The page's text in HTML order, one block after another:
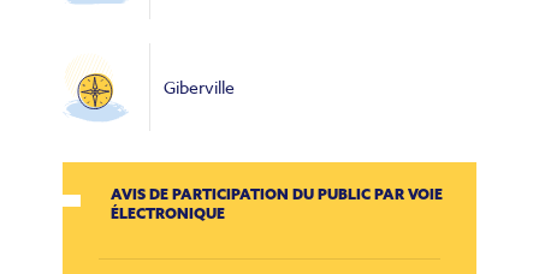
Giberville
AVIS DE PARTICIPATION DU PUBLIC PAR VOIE
ÉLECTRONIQUE